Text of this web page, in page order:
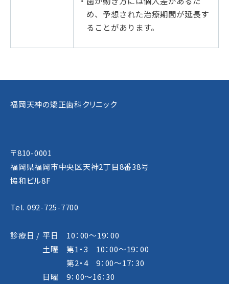
め、予想された治療期間が延長す
ることがあります。
福岡天神の矯正歯科クリニック
〒810-0001
福岡県福岡市中央区天神2丁目8番38号
協和ビル8F
Tel. 092-725-7700
診療日 / 平日 10：00～19：00
土曜 第1・3 10：00～19：00
第2・4 9：00～17：30
日曜 9：00～16：30